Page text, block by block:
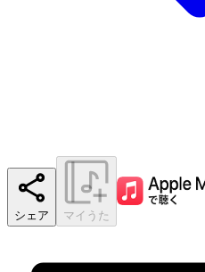
シェア マイうた